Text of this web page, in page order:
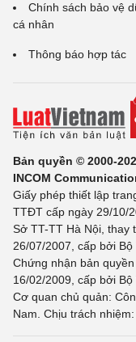
Chính sách bảo vệ
cá nhân
Thông báo hợp tác
Bản quyền © 2000-
INCOM
Giấy phép thiết lập
TTĐT cấp ngày 29/10/
Sở TT-TT Hà Nội, thay
26/07/2007, cấp bởi
Chứng nhận bản
16/02/2009, cấp bởi
Cơ quan chủ quản:
Nam. Chịu trách